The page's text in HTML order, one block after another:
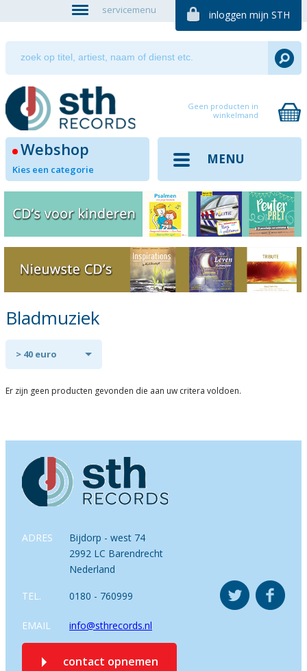
servicemenu inloggen mijn STH
Geen producten in
winkelmand
Webshop
Kies een categorie
MENU
Bladmuziek
> 40 euro
Er zijn geen producten gevonden die aan uw critera voldoen.
ADRES
Bijdorp - west 74
2992 LC Barendrecht
Nederland
TEL. 0180 - 760999
EMAIL info@sthrecords.nl
contact opnemen